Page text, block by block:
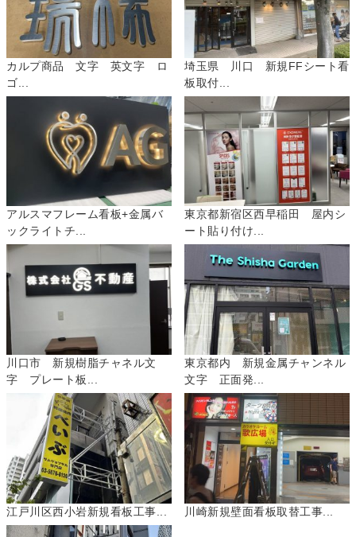
カルプ商品 文字 英文字 ロ
ゴ...
埼玉県 川口 新規FFシート看
板取付...
アルスマフレーム看板+金属バ
ックライトチ...
東京都新宿区西早稲田 屋内シ
ート貼り付け...
川口市 新規樹脂チャネル文
字 プレート板...
東京都内 新規金属チャンネル
文字 正面発...
江戸川区西小岩新規看板工事... 川崎新規壁面看板取替工事...